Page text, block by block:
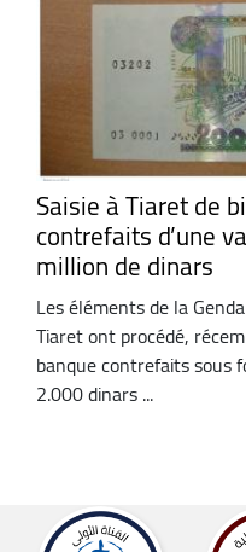
Saisie à Tiaret de
contrefaits d’une
million de dinars
Les éléments de la
Tiaret ont procédé,
banque contrefaits sous
2.000 dinars ...